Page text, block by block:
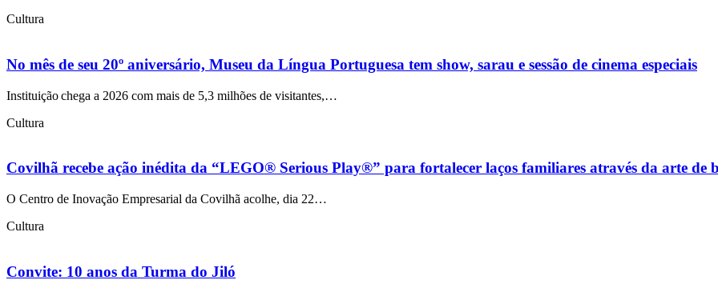
Cultura
No mês de seu 20º aniversário, Museu da Língua Portuguesa tem show, sarau e sessão de cinema especiais
Instituição chega a 2026 com mais de 5,3 milhões de visitantes,…
Cultura
Covilhã recebe ação inédita da “LEGO® Serious Play®” para fortalecer laços familiares através da arte de
O Centro de Inovação Empresarial da Covilhã acolhe, dia 22…
Cultura
Convite: 10 anos da Turma do Jiló